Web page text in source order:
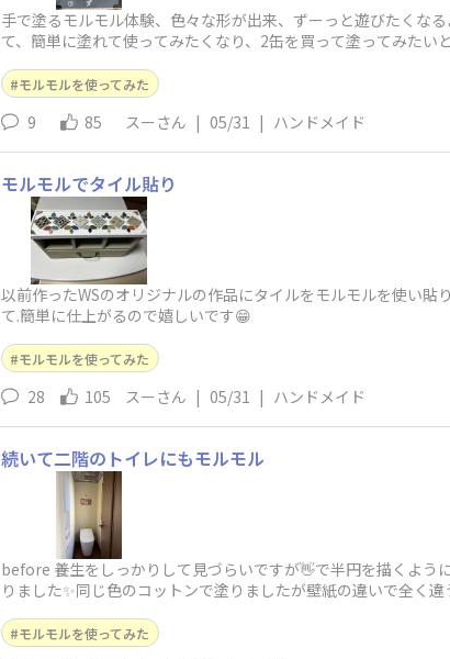
手で塗るモルモル体験、色々な形が出来、ずーっと遊びたくな
て、簡単に塗れて使ってみたくなり、2缶を買って塗ってみたい
モルモルを使ってみた
9 85 スーさん | 05/31 | ハンドメイド
モルモルでタイル貼り
以前作ったWSのオリジナルの作品にタイルをモルモルを使い
て.簡単に仕上がるので嬉しいです😁
モルモルを使ってみた
28 105 スーさん | 05/31 | ハンドメイド
続いて二階のトイレにもモルモル
before 養生をしっかりして見づらいですが👋で半円を描くよう
りました✨同じ色のコットンで塗りましたが壁紙の違いで全く
モルモルを使ってみた